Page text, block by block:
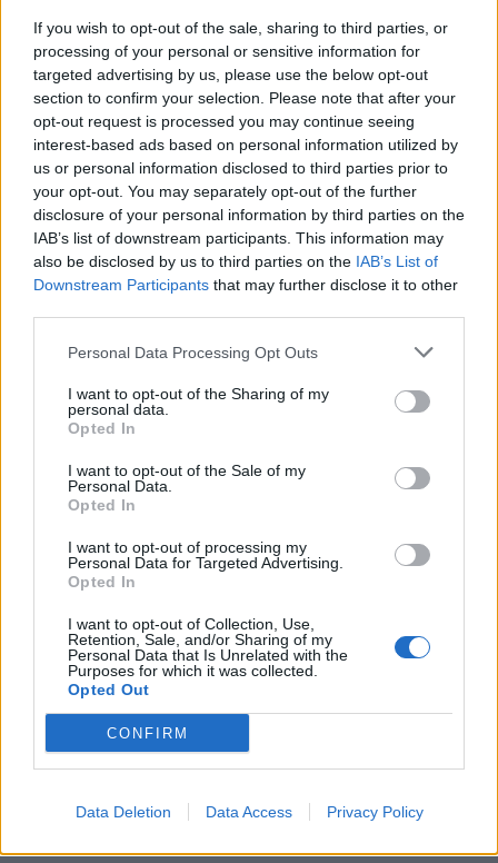
If you wish to opt-out of the sale, sharing to third parties, or
processing of your personal or sensitive information for
targeted advertising by us, please use the below opt-out
section to confirm your selection. Please note that after your
opt-out request is processed you may continue seeing
interest-based ads based on personal information utilized by
us or personal information disclosed to third parties prior to
your opt-out. You may separately opt-out of the further
disclosure of your personal information by third parties on the
IAB’s list of downstream participants. This information may
also be disclosed by us to third parties on the IAB’s List of
Downstream Participants that may further disclose it to other
Personal Data Processing Opt Outs
I want to opt-out of the Sharing of my
personal data.
Opted In
I want to opt-out of the Sale of my
Personal Data.
Opted In
I want to opt-out of processing my
Personal Data for Targeted Advertising.
Opted In
I want to opt-out of Collection, Use,
Retention, Sale, and/or Sharing of my
Personal Data that Is Unrelated with the
Purposes for which it was collected.
Opted Out
CONFIRM
Data Deletion Data Access Privacy Policy